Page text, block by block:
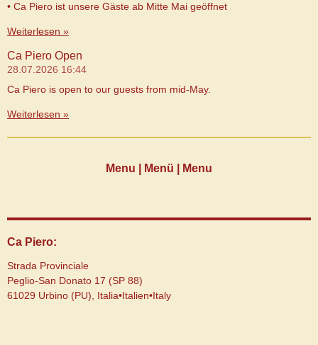
• Ca Piero ist unsere Gäste ab Mitte Mai geöffnet
Weiterlesen »
Ca Piero Open
28.07.2026 16:44
Ca Piero is open to our guests from mid-May.
Weiterlesen »
Menu | Menü | Menu
Ca Piero:
Strada Provinciale
Peglio-San Donato 17 (SP 88)
61029 Urbino (PU), Italia•Italien•Italy